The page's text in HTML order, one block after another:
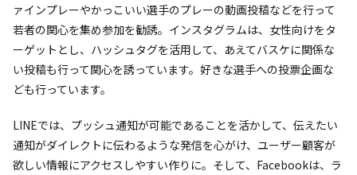
ァインプレーやかっこいい選手のプレーの動画投稿などを行って
若者の関心を集め参加を勧誘。インスタグラムは、女性向けをタ
ーゲットとし、ハッシュタグを活用して、あえてバスケに関係な
い投稿も行って関心を誘っています。好きな選手への投票企画な
ども行っています。
LINEでは、プッシュ通知が可能であることを活かして、伝えたい
通知がダイレクトに伝わるような発信を心がけ、ユーザー顧客が
欲しい情報にアクセスしやすい作りに。そして、Facebookは、ラ